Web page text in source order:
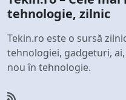
tehnologie, zilnic
Tekin.ro este o sursă
tehnologiei, gadgeturi,
nou în tehnologie.